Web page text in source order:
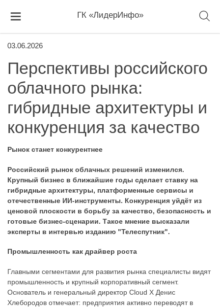
ГК «ЛидерИнфо»
03.06.2026
Перспективы российского
облачного рынка:
гибридные архитектуры и
конкуренция за качество
Рынок станет конкурентнее
Российский рынок облачных решений изменился.
Крупный бизнес в ближайшие годы сделает ставку на
гибридные архитектуры, платформенные сервисы и
отечественные ИИ-инструменты. Конкуренция уйдёт из
ценовой плоскости в борьбу за качество, безопасность и
готовые бизнес-сценарии. Такое мнение высказали
эксперты в интервью изданию "Телеспутник".
Промышленность как драйвер роста
Главными сегментами для развития рынка специалисты видят
промышленность и крупный корпоративный сегмент.
Основатель и генеральный директор Cloud X Денис
Хлебородов отмечает: предприятия активно переводят в